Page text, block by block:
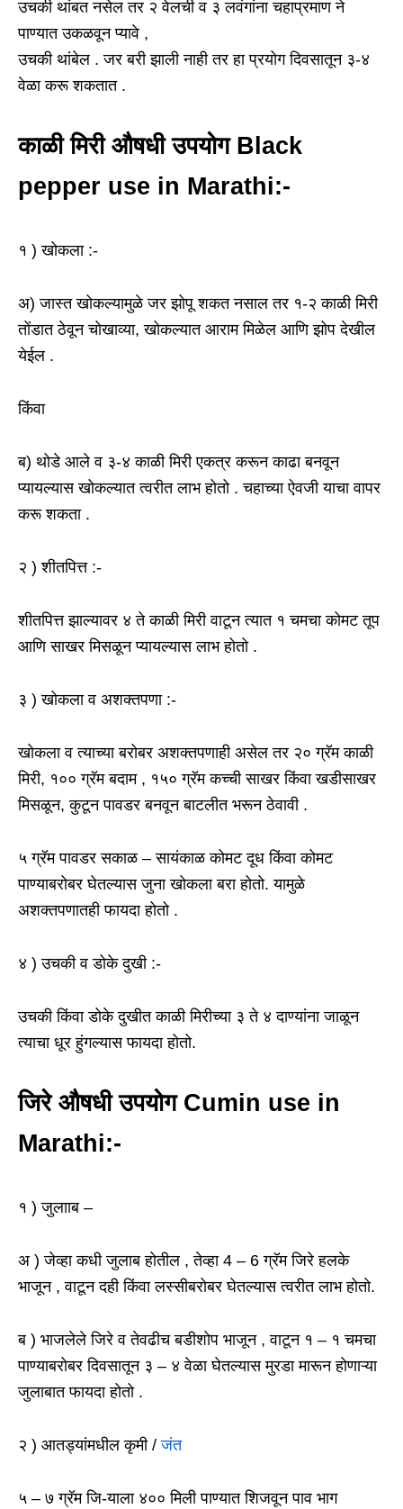
उचकी थांबत नसेल तर २ वेलची व ३ लवंगांना चहाप्रमाण ने
पाण्यात उकळवून प्यावे ,
उचकी थांबेल . जर बरी झाली नाही तर हा प्रयोग दिवसातून ३-४
वेळा करू शकतात .
काळी मिरी औषधी उपयोग Black
pepper use in Marathi:-
१ ) खोकला :-
अ) जास्त खोकल्यामुळे जर झोपू शकत नसाल तर १-२ काळी मिरी
तोंडात ठेवून चोखाव्या, खोकल्यात आराम मिळेल आणि झोप देखील
येईल .
किंवा
ब) थोडे आले व ३-४ काळी मिरी एकत्र करून काढा बनवून
प्यायल्यास खोकल्यात त्वरीत लाभ होतो . चहाच्या ऐवजी याचा वापर
करू शकता .
२ ) शीतपित्त :-
शीतपित्त झाल्यावर ४ ते काळी मिरी वाटून त्यात १ चमचा कोमट तूप
आणि साखर मिसळून प्यायल्यास लाभ होतो .
३ ) खोकला व अशक्तपणा :-
खोकला व त्याच्या बरोबर अशक्तपणाही असेल तर २० ग्रॅम काळी
मिरी, १०० ग्रॅम बदाम , १५० ग्रॅम कच्ची साखर किंवा खडीसाखर
मिसळून, कुटून पावडर बनवून बाटलीत भरून ठेवावी .
५ ग्रॅम पावडर सकाळ – सायंकाळ कोमट दूध किंवा कोमट
पाण्याबरोबर घेतल्यास जुना खोकला बरा होतो. यामुळे
अशक्तपणातही फायदा होतो .
४ ) उचकी व डोके दुखी :-
उचकी किंवा डोके दुखीत काळी मिरीच्या ३ ते ४ दाण्यांना जाळून
त्याचा धूर हुंगल्यास फायदा होतो.
जिरे औषधी उपयोग Cumin use in
Marathi:-
१ ) जुलााब –
अ ) जेव्हा कधी जुलाब होतील , तेव्हा 4 – 6 ग्रॅम जिरे हलके
भाजून , वाटून दही किंवा लस्सीबरोबर घेतल्यास त्वरीत लाभ होतो.
ब ) भाजलेले जिरे व तेवढीच बडीशोप भाजून , वाटून १ – १ चमचा
पाण्याबरोबर दिवसातून ३ – ४ वेळा घेतल्यास मुरडा मारून होणाऱ्या
जुलाबात फायदा होतो .
२ ) आतड्यांमधील कृमी /जंत
५ – ७ ग्रॅम जि-याला ४०० मिली पाण्यात शिजवून पाव भाग